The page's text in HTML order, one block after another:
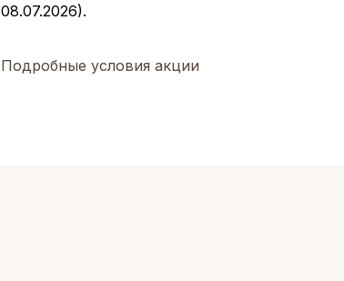
08.07.2026).
Подробные условия акции